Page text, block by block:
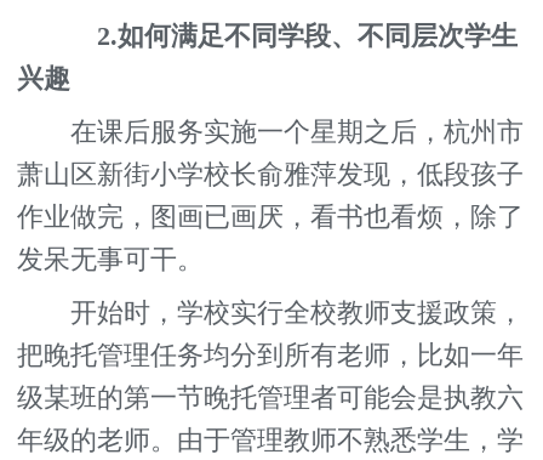
2.如何满足不同学段、不同层次学生
兴趣
在课后服务实施一个星期之后，杭州市
萧山区新街小学校长俞雅萍发现，低段孩子
作业做完，图画已画厌，看书也看烦，除了
发呆无事可干。
开始时，学校实行全校教师支援政策，
把晚托管理任务均分到所有老师，比如一年
级某班的第一节晚托管理者可能会是执教六
年级的老师。由于管理教师不熟悉学生，学